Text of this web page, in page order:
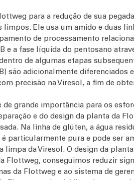
para a redução de sua
Ele usa um amido e duas
de processamento
e a fase líquida do pentosano
de algumas etapas
são adicionalmente diferenciados
precisão na Viresol, a fim de
grande importância para os
e do design da planta da
Na linha de glúten, a água
particularmente pura e pode ser
limpa da Viresol. O design da
Flottweg, conseguimos reduzir
da Flottweg e ao sistema de